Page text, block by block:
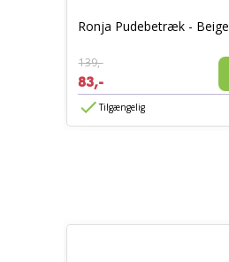
Ronja Pudebetræk - Beige
139,-
83,-
Tilgængelig